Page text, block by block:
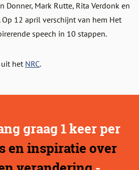
Donner, Mark Rutte, Rita Verdonk en
12 april verschijnt van hem Het
speech in 10 stappen.
het NRC.
graag 1 keer per
en inspiratie over